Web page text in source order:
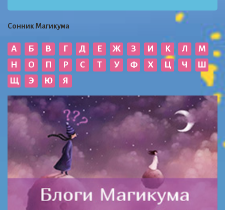
Сонник Магикума
А Б В Г Д Е Ж З И К Л
М
Н
О П Р С Т У Ф Х Ц Ч
Ш
Щ
Э Ю Я